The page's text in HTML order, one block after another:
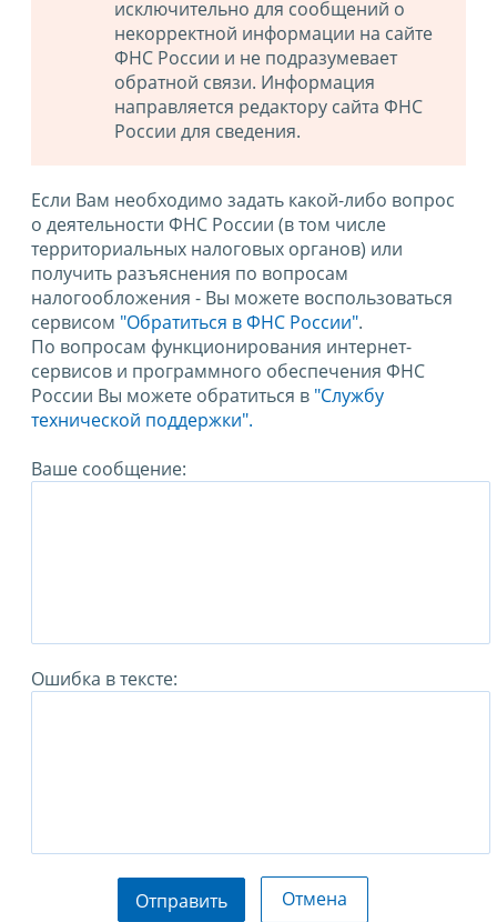
исключительно для сообщений о
некорректной информации на сайте
ФНС России и не подразумевает
обратной связи. Информация
направляется редактору сайта ФНС
России для сведения.
Если Вам необходимо задать какой-либо вопрос
о деятельности ФНС России (в том числе
территориальных налоговых органов) или
получить разъяснения по вопросам
налогообложения - Вы можете воспользоваться
сервисом "Обратиться в ФНС России".
По вопросам функционирования интернет-
сервисов и программного обеспечения ФНС
России Вы можете обратиться в "Службу
технической поддержки".
Ваше сообщение:
Ошибка в тексте:
Отправить Отмена